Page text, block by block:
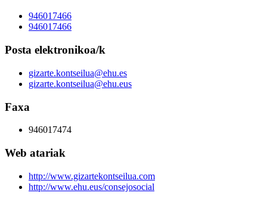
946017466
946017466
Posta elektronikoa/k
gizarte.kontseilua@ehu.es
gizarte.kontseilua@ehu.eus
Faxa
946017474
Web atariak
http://www.gizartekontseilua.com
http://www.ehu.eus/consejosocial